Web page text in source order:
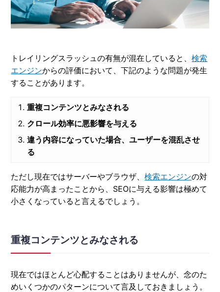
トレイリングスラッシュの有無が混在していると、検索
エンジンからの評価において、下記のような問題が発生
することがあります。
重複コンテンツとみなされる
クロール効率に悪影響を与える
違う内容になっていた場合、ユーザーを混乱させ
る
ただし現在ではサーバーやブラウザ、検索エンジンの対
応能力が高まったことから、SEOに与える影響は極めて
小さくなっていると言えるでしょう。
重複コンテンツとみなされる
現在ではほとんど心配することはありませんが、念のた
めいくつかのパターンについて言及しておきましょう。